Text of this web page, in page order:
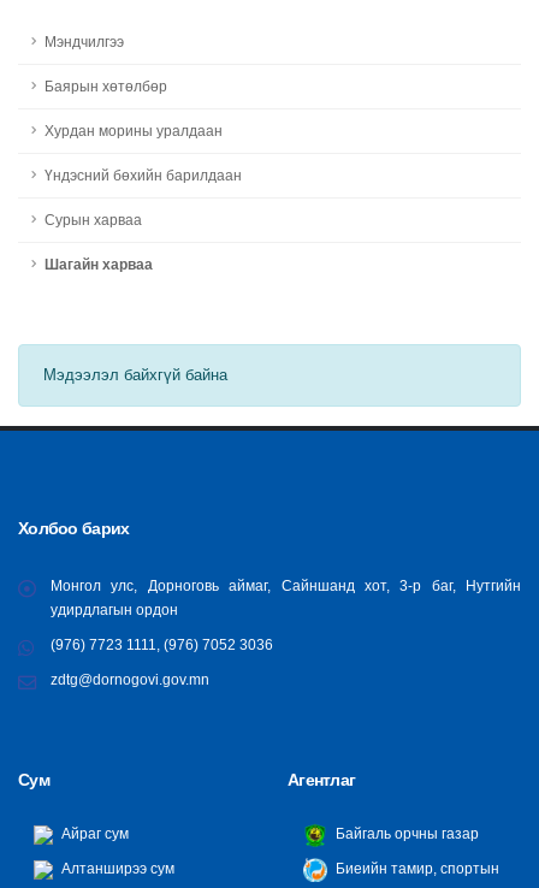
Мэндчилгээ
Баярын хөтөлбөр
Хурдан морины уралдаан
Үндэсний бөхийн барилдаан
Сурын харваа
Шагайн харваа
Мэдээлэл байхгүй байна
Холбоо барих
Монгол улс, Дорноговь аймаг, Сайншанд хот, 3-р баг, Нутгийн
удирдлагын ордон
(976) 7723 1111, (976) 7052 3036
zdtg@dornogovi.gov.mn
Сум
Айраг сум
Алтанширээ сум
Агентлаг
Байгаль орчны газар
Биеийн тамир, спортын